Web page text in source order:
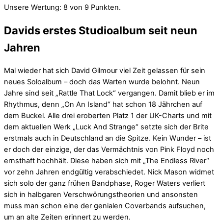
Unsere Wertung: 8 von 9 Punkten.
Davids erstes Studioalbum seit neun
Jahren
Mal wieder hat sich David Gilmour viel Zeit gelassen für sein
neues Soloalbum – doch das Warten wurde belohnt. Neun
Jahre sind seit „Rattle That Lock“ vergangen. Damit blieb er im
Rhythmus, denn „On An Island“ hat schon 18 Jährchen auf
dem Buckel. Alle drei eroberten Platz 1 der UK-Charts und mit
dem aktuellen Werk „Luck And Strange“ setzte sich der Brite
erstmals auch in Deutschland an die Spitze. Kein Wunder – ist
er doch der einzige, der das Vermächtnis von Pink Floyd noch
ernsthaft hochhält. Diese haben sich mit „The Endless River“
vor zehn Jahren endgültig verabschiedet. Nick Mason widmet
sich solo der ganz frühen Bandphase, Roger Waters verliert
sich in halbgaren Verschwörungstheorien und ansonsten
muss man schon eine der genialen Coverbands aufsuchen,
um an alte Zeiten erinnert zu werden.